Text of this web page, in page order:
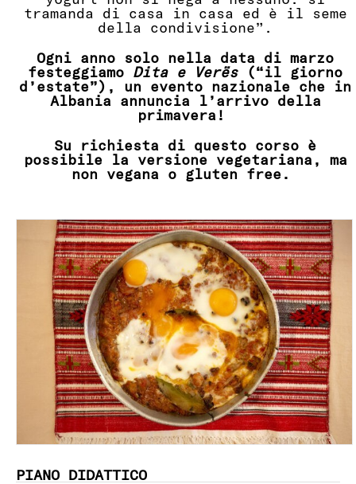
tramanda di casa in casa ed è il seme
della condivisione”.
Ogni anno solo nella data di marzo
festeggiamo Dita e Verës(“il giorno
d’estate”), un evento nazionale che in
Albania annuncia l’arrivo della
primavera!
Su richiesta di questo corso è
possibile la versione vegetariana, ma
non vegana o gluten free.
PIANO DIDATTICO